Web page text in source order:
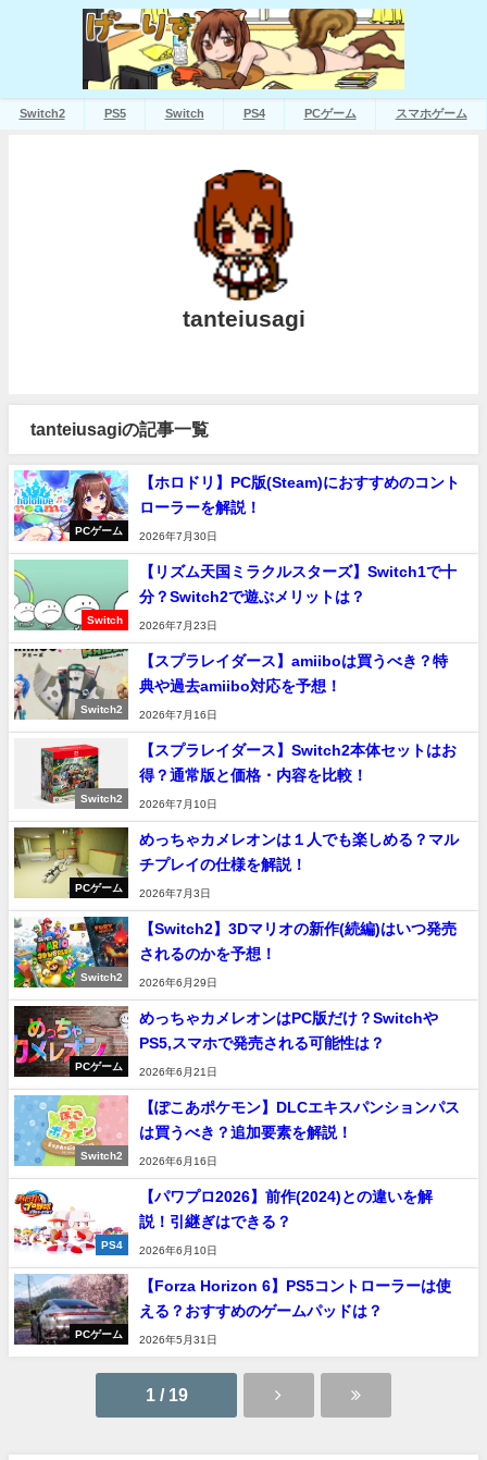
Switch2 PS5 Switch PS4 PCゲーム スマホゲーム
tanteiusagi
tanteiusagiの記事一覧
PCゲーム
【ホロドリ】PC版(Steam)におすすめのコント
ローラーを解説！
2026年7月30日
Switch
【リズム天国ミラクルスターズ】Switch1で十
分？Switch2で遊ぶメリットは？
2026年7月23日
Switch2
【スプラレイダース】amiiboは買うべき？特
典や過去amiibo対応を予想！
2026年7月16日
Switch2
【スプラレイダース】Switch2本体セットはお
得？通常版と価格・内容を比較！
2026年7月10日
PCゲーム
めっちゃカメレオンは１人でも楽しめる？マル
チプレイの仕様を解説！
2026年7月3日
Switch2
【Switch2】3Dマリオの新作(続編)はいつ発売
されるのかを予想！
2026年6月29日
PCゲーム
めっちゃカメレオンはPC版だけ？Switchや
PS5,スマホで発売される可能性は？
2026年6月21日
Switch2
【ぽこあポケモン】DLCエキスパンションパス
は買うべき？追加要素を解説！
2026年6月16日
PS4
【パワプロ2026】前作(2024)との違いを解
説！引継ぎはできる？
2026年6月10日
PCゲーム
【Forza Horizon 6】PS5コントローラーは使
える？おすすめのゲームパッドは？
2026年5月31日
1 / 19